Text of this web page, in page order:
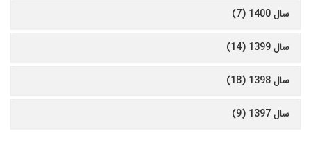
سال 1400 (7)
سال 1399 (14)
سال 1398 (18)
سال 1397 (9)